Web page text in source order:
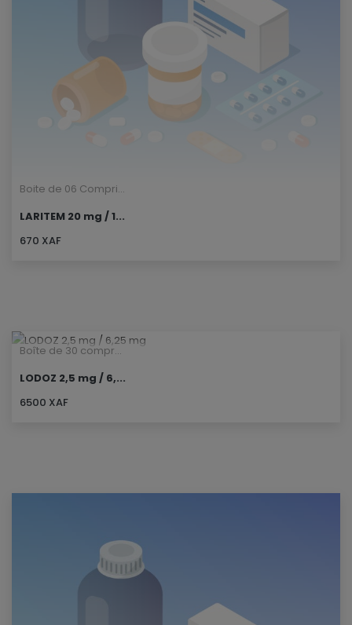
Boite de 06 Compri...
LARITEM 20 mg / 1...
670 XAF
Boîte de 30 compr...
LODOZ 2,5 mg / 6,...
6500 XAF